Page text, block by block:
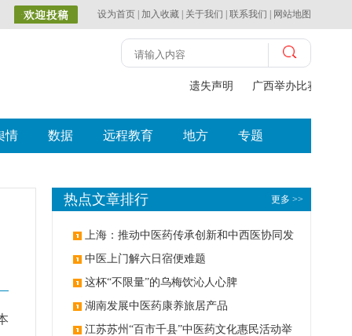
设为首页 加入收藏 关于我们 联系我们 网站地图
遗失声明 广西举办比赛探索
情 数据 远程教育 地方 专题
更多 >>
热点文章排行
上海：推动中医药传承创新和中西医协同发
展 中医上门解六日宿便难题
这杯“不限量”的乌梅饮沁人心脾
湖南发展中医药康养旅居产品
江苏苏州“百市千县”中医药文化惠民活动举